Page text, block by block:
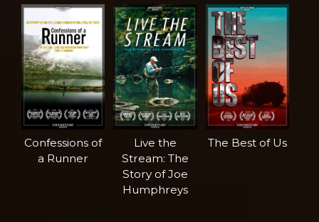
Confessions of
a Runner
Live the
Stream: The
Story of Joe
Humphreys
The Best of Us